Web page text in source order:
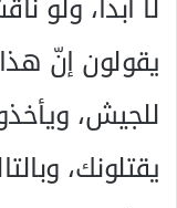
يقولون إنّ
للجيش،
يقتلونك،